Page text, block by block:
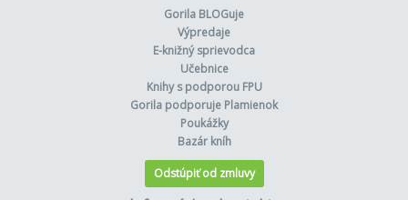
Gorila BLOGuje
Výpredaje
E-knižný sprievodca
Učebnice
Knihy s podporou FPU
Gorila podporuje Plamienok
Poukážky
Bazár kníh
Odstúpiť od zmluvy